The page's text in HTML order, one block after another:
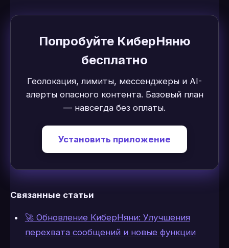
Попробуйте КиберНяню
бесплатно
Геолокация, лимиты, мессенджеры и AI-
алерты опасного контента. Базовый план
— навсегда без оплаты.
Установить приложение
Связанные статьи
🚀 Обновление КиберНяни: Улучшения
перехвата сообщений и новые функции